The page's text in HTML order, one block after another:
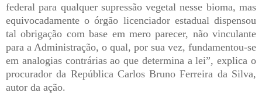
federal para qualquer supressão vegetal nesse bioma, mas
equivocadamente o órgão licenciador estadual dispensou
tal obrigação com base em mero parecer, não vinculante
para a Administração, o qual, por sua vez, fundamentou-se
em analogias contrárias ao que determina a lei”, explica o
procurador da República Carlos Bruno Ferreira da Silva,
autor da ação.